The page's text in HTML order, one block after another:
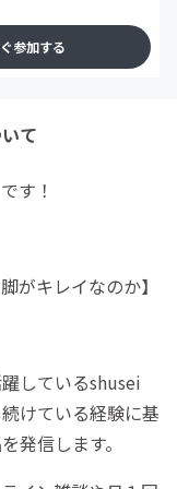
参加する
て
す！
がキレイなのか】
しているshusei
けている経験に基
発信します。